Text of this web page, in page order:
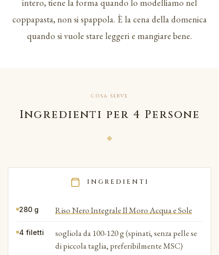
intero, tiene la forma quando lo modelliamo nel
coppapasta, non si spappola. È la cena della domenica
quando si vuole stare leggeri e mangiare bene.
COSA SERVE
Ingredienti per 4 Persone
INGREDIENTI
280 g Riso Nero Integrale Il Moro Acqua e Sole
4 filetti
sogliola da 100-120 g (spinati, senza pelle se
di piccola taglia, preferibilmente MSC)